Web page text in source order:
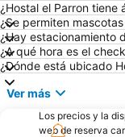
¿Hostal el Parron tiene
¿Se permiten
¿Hay estacionamiento
¿A qué hora es el
¿Dónde está ubicado
Ver más
Los precios y la
web de reserva